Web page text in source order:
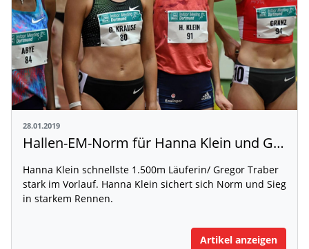
28.01.2019
Hallen-EM-Norm für Hanna Klein und Gregor Traber beim Indoor Meeting in Dortmund
Hanna Klein schnellste 1.500m Läuferin/ Gregor Traber
stark im Vorlauf. Hanna Klein sichert sich Norm und Sieg
in starkem Rennen.
Artikel anzeigen